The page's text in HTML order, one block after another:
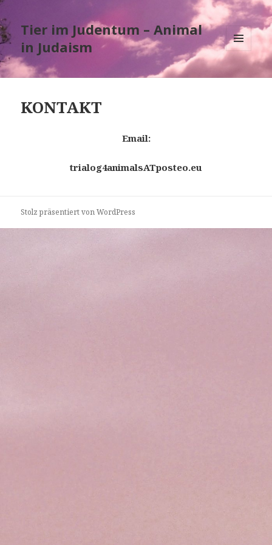
Tier im Judentum – Animal
in Judaism
MENÜ
WIDGETS
KONTAKT
Email:
trialog4animalsATposteo.eu
Stolz präsentiert von WordPress